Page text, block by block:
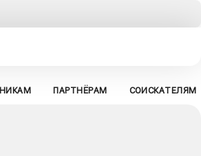
ПАРТНЁРАМ СОИСКАТЕЛЯМ